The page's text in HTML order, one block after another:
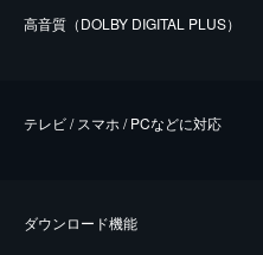
⾼⾳質（DOLBY DIGITAL PLUS）
テレビ / スマホ / PCなどに対応
ダウンロード機能